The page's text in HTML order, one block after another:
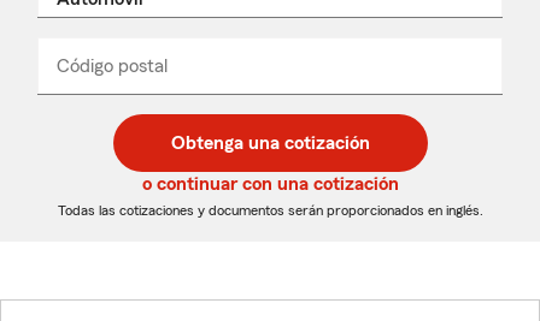
desplegable
Código postal
de
5
dígitos
de
5
dígitos
_____
Obtenga una cotización
o continuar con una cotización
Todas las cotizaciones y documentos serán proporcionados en inglés.